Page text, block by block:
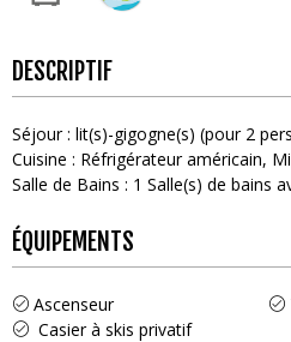
DESCRIPTIF
Séjour: lit(s)-gigogne(s) (pour 2
Cuisine : Réfrigérateur américain
Salle de Bains : 1 Salle(s) de bains
ÉQUIPEMENTS
Ascenseur
Casier à skis privatif